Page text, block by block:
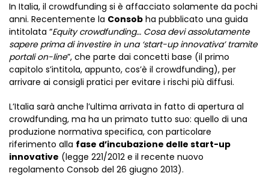
In Italia, il crowdfunding si è affacciato solamente da pochi
anni. Recentemente la Consob ha pubblicato una guida
intitolata “Equity crowdfunding… Cosa devi assolutamente
sapere prima di investire in una ‘start-up innovativa’ tramite
portali on-line”, che parte dai concetti base (il primo
capitolo s’intitola, appunto, cos’è il crowdfunding), per
arrivare ai consigli pratici per evitare i rischi più diffusi.
L’Italia sarà anche l’ultima arrivata in fatto di apertura al
crowdfunding, ma ha un primato tutto suo: quello di una
produzione normativa specifica, con particolare
riferimento alla fase d’incubazione delle start-up
innovative (legge 221/2012 e il recente nuovo
regolamento Consob del 26 giugno 2013).